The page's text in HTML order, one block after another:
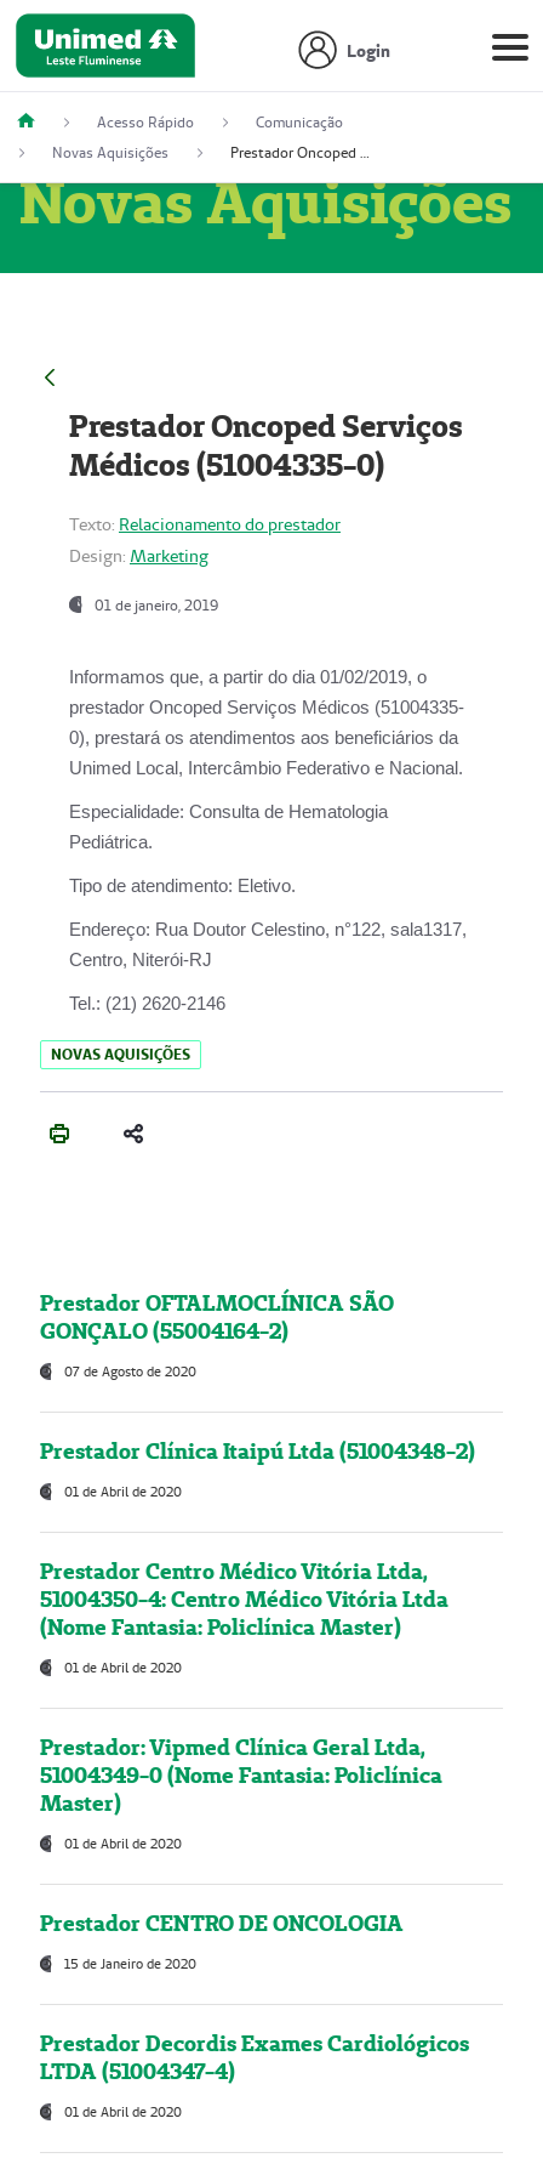
Login
Acesso Rápido
Comunicação
Novas Aquisições
Prestador Oncoped Serviços Médicos (51004335-0)
Novas Aquisições
Prestador Oncoped Serviços
Médicos (51004335-0)
Texto: Relacionamento do prestador
Design: Marketing
01 de janeiro, 2019
Informamos que, a partir do dia 01/02/2019, o
prestador Oncoped Serviços Médicos (51004335-
0), prestará os atendimentos aos beneficiários da
Unimed Local, Intercâmbio Federativo e Nacional.
Especialidade: Consulta de Hematologia
Pediátrica.
Tipo de atendimento: Eletivo.
Endereço: Rua Doutor Celestino, n°122, sala1317,
Centro, Niterói-RJ
Tel.: (21) 2620-2146
NOVAS AQUISIÇÕES
Prestador OFTALMOCLÍNICA SÃO
GONÇALO (55004164-2)
07 de Agosto de 2020
Prestador Clínica Itaipú Ltda (51004348-2)
01 de Abril de 2020
Prestador Centro Médico Vitória Ltda,
51004350-4: Centro Médico Vitória Ltda
(Nome Fantasia: Policlínica Master)
01 de Abril de 2020
Prestador: Vipmed Clínica Geral Ltda,
51004349-0 (Nome Fantasia: Policlínica
Master)
01 de Abril de 2020
Prestador CENTRO DE ONCOLOGIA
15 de Janeiro de 2020
Prestador Decordis Exames Cardiológicos
LTDA (51004347-4)
01 de Abril de 2020